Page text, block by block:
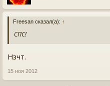
Freesan сказал(а): ↑
СПС!
Нзчт.
15 ноя 2012